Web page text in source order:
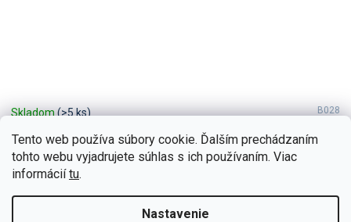
Tento web používa súbory cookie. Ďalším prechádzaním
tohto webu vyjadrujete súhlas s ich používaním. Viac
informáciítu.
Nastavenie
Podofo 2DIN autorádio A3040 Android s GPS
Skladom(>5 ks)
€139,82 Detail
Autorádio A3040 so systémom Android 15 bude dokonalým
spoločníkom na cesty. 2DIN autorádio na prvý pohľad zaujme
modernými technológiami CarPlay a AndroidAuto, ktoré sa...
B028